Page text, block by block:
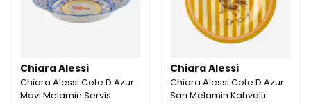
Chiara Alessi
Chiara Alessi Cote D Azur
Mavi Melamin Servis
Chiara Alessi
Chiara Alessi Cote D Azur
Sarı Melamin Kahvaltı